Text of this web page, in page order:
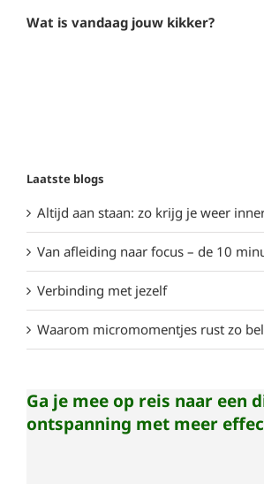
Wat is vandaag jouw kikker?
Laatste blogs
Altijd aan staan: zo krijg je weer
Van afleiding naar focus – de 10
Verbinding met jezelf
Waarom micromomentjes rust zo
Ga je mee op reis naar een
ontspanning met meer